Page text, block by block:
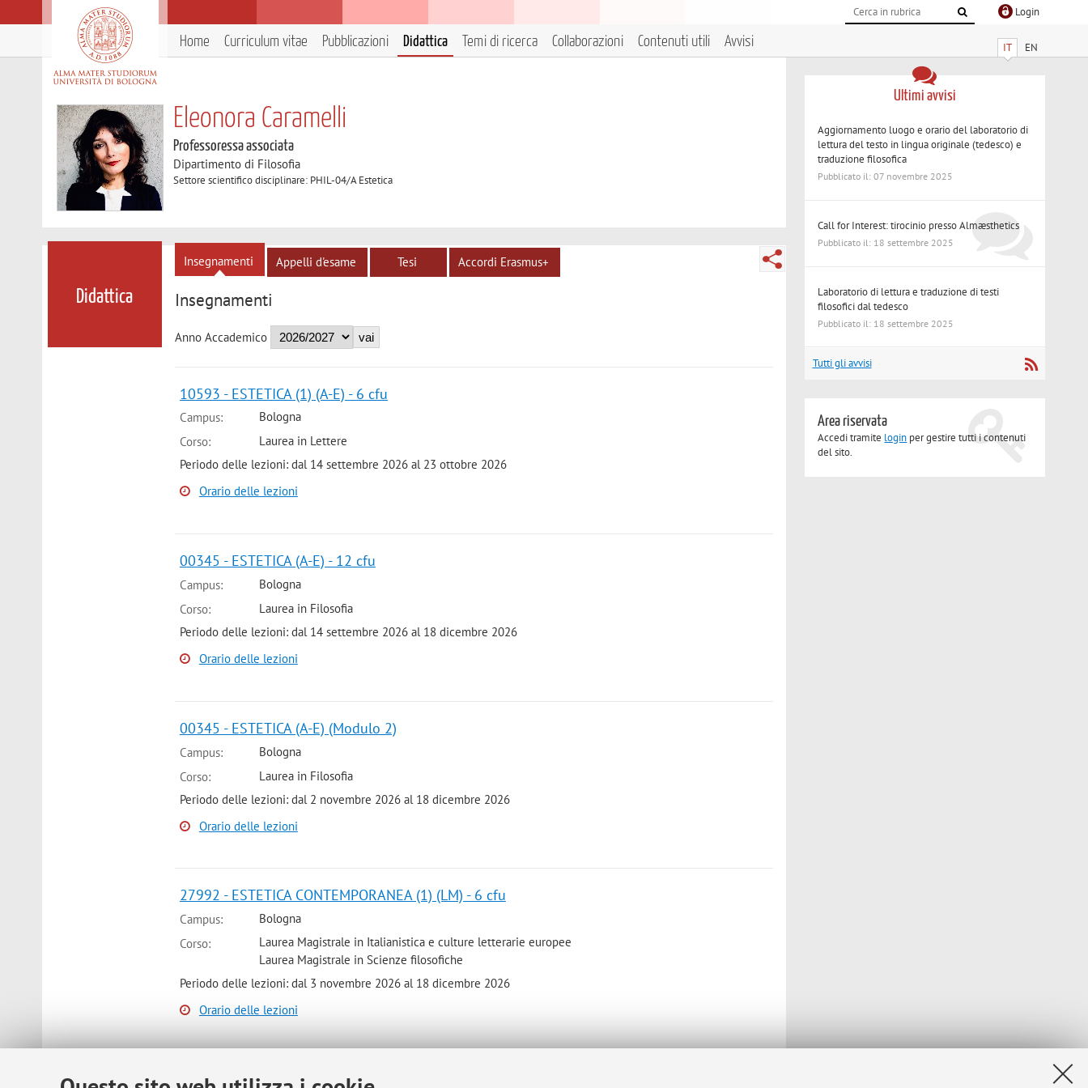
Login
IT EN
Home Curriculum vitae Pubblicazioni Didattica Temi di ricerca Collaborazioni Contenuti utili Avvisi
Eleonora Caramelli
Professoressa associata
Dipartimento di Filosofia
Settore scientifico disciplinare: PHIL-04/A Estetica
Didattica
Insegnamenti Appelli d'esame Tesi Accordi Erasmus+
Insegnamenti
Anno Accademico
10593 - ESTETICA (1) (A-E) - 6 cfu
Campus:
Bologna
Corso:
Laurea in Lettere
Periodo delle lezioni: dal 14 settembre 2026 al 23 ottobre 2026
Orario delle lezioni
00345 - ESTETICA (A-E) - 12 cfu
Campus:
Bologna
Corso:
Laurea in Filosofia
Periodo delle lezioni: dal 14 settembre 2026 al 18 dicembre 2026
Orario delle lezioni
00345 - ESTETICA (A-E) (Modulo 2)
Campus:
Bologna
Corso:
Laurea in Filosofia
Periodo delle lezioni: dal 2 novembre 2026 al 18 dicembre 2026
Orario delle lezioni
27992 - ESTETICA CONTEMPORANEA (1) (LM) - 6 cfu
Campus:
Bologna
Corso:
Laurea Magistrale in Italianistica e culture letterarie europee
Laurea Magistrale in Scienze filosofiche
Periodo delle lezioni: dal 3 novembre 2026 al 18 dicembre 2026
Orario delle lezioni
04538 - POETICA E RETORICA - 12 cfu
Ultimi avvisi
Aggiornamento luogo e orario del laboratorio di
lettura del testo in lingua originale (tedesco) e
traduzione filosofica
Pubblicato il: 07 novembre 2025
Call for Interest: tirocinio presso Almæsthetics
Pubblicato il: 18 settembre 2025
Laboratorio di lettura e traduzione di testi
filosofici dal tedesco
Pubblicato il: 18 settembre 2025
Tutti gli avvisi
Area riservata
Accedi tramite login per gestire tutti i contenuti
del sito.